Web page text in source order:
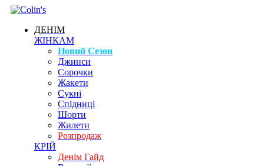
ДЕНІМ
ЖІНКАМ
Новий Сезон
Джинси
Сорочки
Жакети
Сукні
Спідниці
Шорти
Жилети
Розпродаж
КРІЙ
Денім Гайд